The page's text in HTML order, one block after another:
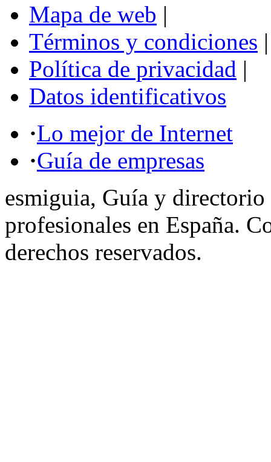
Mapa de web |
Términos y condiciones |
Política de privacidad |
Datos identificativos
·Lo mejor de Internet
·Guía de empresas
esmiguia, Guía y directorio
profesionales en España.
derechos reservados.